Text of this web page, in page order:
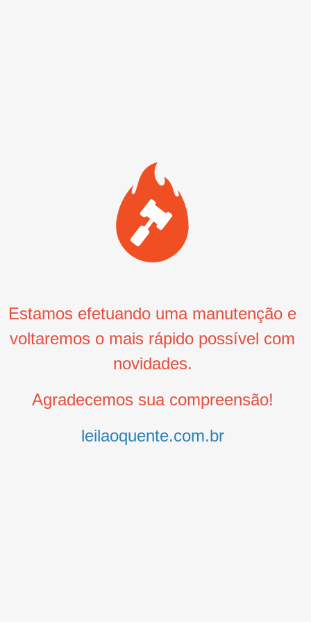
Estamos efetuando uma manutenção e
voltaremos o mais rápido possível com
novidades.
Agradecemos sua compreensão!
leilaoquente.com.br